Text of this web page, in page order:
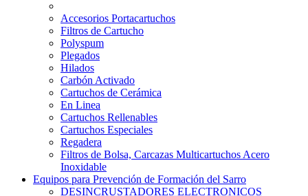
Accesorios Portacartuchos
Filtros de Cartucho
Polyspum
Plegados
Hilados
Carbón Activado
Cartuchos de Cerámica
En Linea
Cartuchos Rellenables
Cartuchos Especiales
Regadera
Filtros de Bolsa, Carcazas Multicartuchos Acero
Inoxidable
Equipos para Prevención de Formación del Sarro
DESINCRUSTADORES ELECTRONICOS